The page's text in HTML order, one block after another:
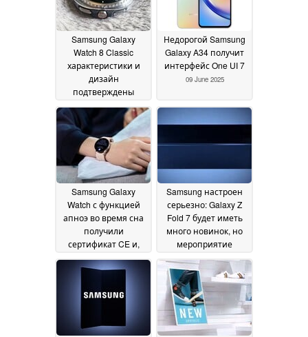
Samsung Galaxy
Watch 8 Classic
характеристики и
дизайн
подтверждены
объявлением на
eBay10 June 2025
Недорогой Samsung
Galaxy A34 получит
интерфейс One UI 7
09 June 2025
Samsung Galaxy
Watch с функцией
апноэ во время сна
получили
сертификат CE и,
таким образом,
стали доступны во
Samsung настроен
серьезно: Galaxy Z
Fold 7 будет иметь
много новинок, но
мероприятие
Unpacked может
состояться немного
позже08 June 2025